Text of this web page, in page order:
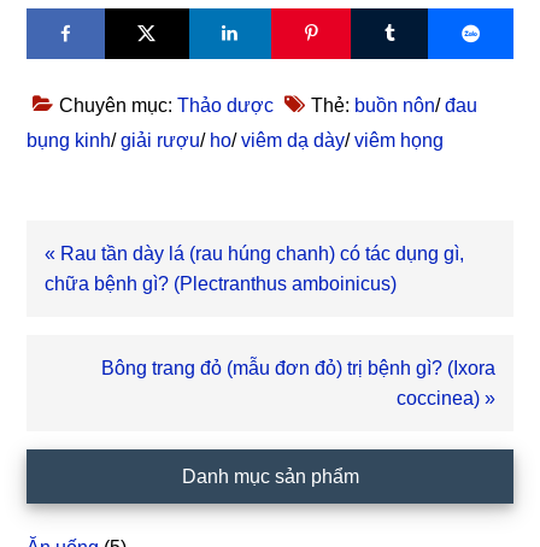
Chuyên mục:Thảo dược Thẻ: buồn nôn/đau
bụng kinh/giải rượu/ ho/viêm dạ dày/viêm họng
Bài
viết
« Rau tần dày lá (rau húng chanh) có tác dụng gì,
chữa bệnh gì? (Plectranthus amboinicus)
Bài
Bông trang đỏ (mẫu đơn đỏ) trị bệnh gì? (Ixora
coccinea) »
chính
Danh mục sản phẩm